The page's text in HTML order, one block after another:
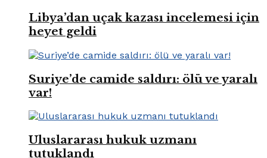
Libya’dan uçak kazası incelemesi için
heyet geldi
Suriye’de camide saldırı: ölü ve yaralı
var!
Uluslararası hukuk uzmanı
tutuklandı